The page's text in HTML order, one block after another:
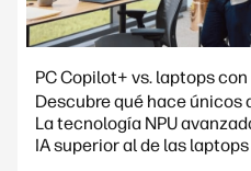
PC Copilot+ vs. laptops
Descubre qué hace únicos
La tecnología NPU
IA superior al de las